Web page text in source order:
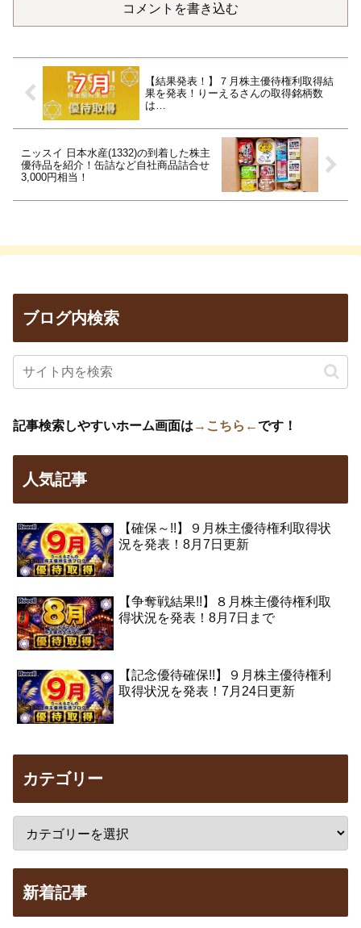
コメントを書き込む
【結果発表！】７月株主優待権利取得結
果を発表！りーえるさんの取得銘柄数
は…
ニッスイ 日本水産(1332)の到着した株主
優待品を紹介！缶詰など自社商品詰合せ
3,000円相当！
ブログ内検索
記事検索しやすいホーム画面は →こちら←です！
人気記事
【確保～!!】９月株主優待権利取得状
況を発表！8月7日更新
【争奪戦結果!!】８月株主優待権利取
得状況を発表！8月7日まで
【記念優待確保!!】９月株主優待権利
取得状況を発表！7月24日更新
カテゴリー
新着記事